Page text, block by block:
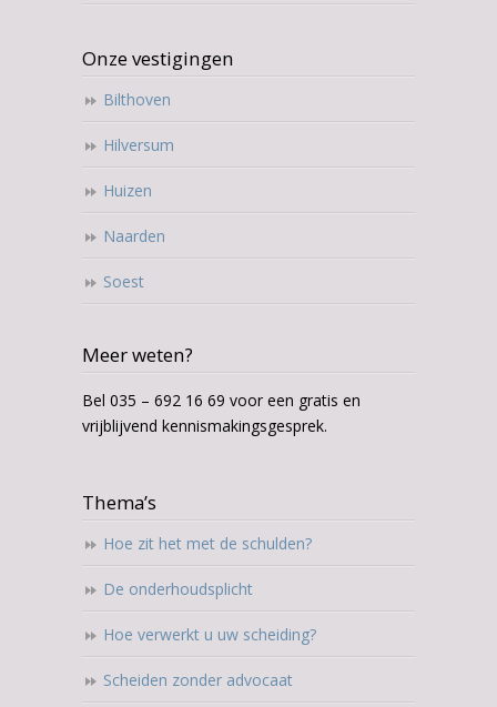
Onze vestigingen
Bilthoven
Hilversum
Huizen
Naarden
Soest
Meer weten?
Bel 035 – 692 16 69 voor een gratis en
vrijblijvend kennismakingsgesprek.
Thema’s
Hoe zit het met de schulden?
De onderhoudsplicht
Hoe verwerkt u uw scheiding?
Scheiden zonder advocaat